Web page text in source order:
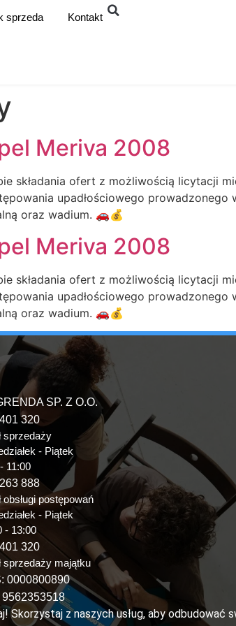
sprzeda Kontakt
Meriva 2008
składania ofert z możliwością licytacji
upadłościowego prowadzonego
oraz wadium. 🚗💰
Meriva 2008
składania ofert z możliwością licytacji
upadłościowego prowadzonego
oraz wadium. 🚗💰
SP. Z O.O.
320
sprzedaży
- Piątek
11:00
888
obsługi postępowań
- Piątek
- 13:00
320
sprzedaży majątku
0000800890
9562353518
Skorzystaj z naszych usług, aby odbudować